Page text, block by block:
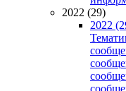
2022 (29)
2022